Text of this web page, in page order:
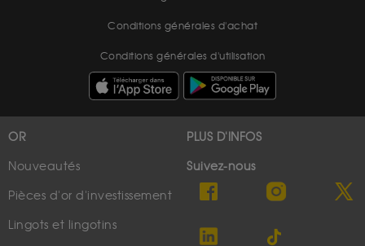
Conditions générales d'achat
Conditions générales d'utilisation
OR
Nouveautés
Pièces d'or d'investissement
Lingots et lingotins
PLUS D'INFOS
Suivez-nous